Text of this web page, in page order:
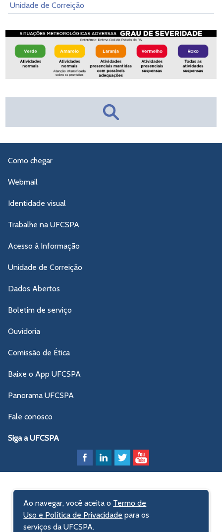
Unidade de Correição
Como chegar
Webmail
Identidade visual
Trabalhe na UFCSPA
Acesso à Informação
Unidade de Correição
Dados Abertos
Boletim de serviço
Ouvidoria
Comissão de Ética
Baixe o App UFCSPA
Panorama UFCSPA
Fale conosco
Siga a UFCSPA
Ao navegar, você aceita o Termo de
Uso e Política de Privacidade para os
serviços da UFCSPA.